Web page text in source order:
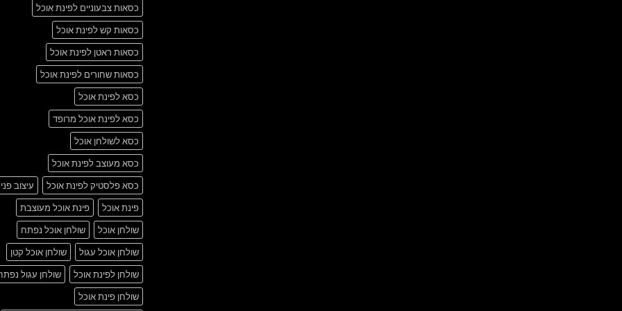
כסאות צבעוניים לפינת אוכל
כסאות קש לפינת אוכל
כסאות ראטן לפינת אוכל
כסאות שחורים לפינת אוכל
כסא לפינת אוכל
כסא לפינת אוכל מרופד
כסא לשולחן אוכל
כסא מעוצב לפינת אוכל
כסא פלסטיק לפינת אוכל
עיצוב
פינת אוכל
פינת אוכל מעוצבת
שולחן אוכל
שולחן אוכל נפתח
שולחן אוכל עגול
שולחן אוכל קטן
שולחן לפינת אוכל
שולחן עגול
שולחן פינת אוכל